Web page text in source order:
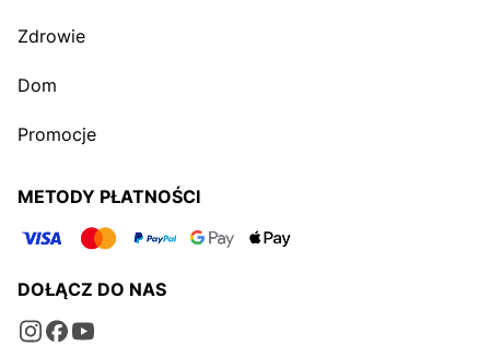
Zdrowie
Dom
Promocje
METODY PŁATNOŚCI
DOŁĄCZ DO NAS